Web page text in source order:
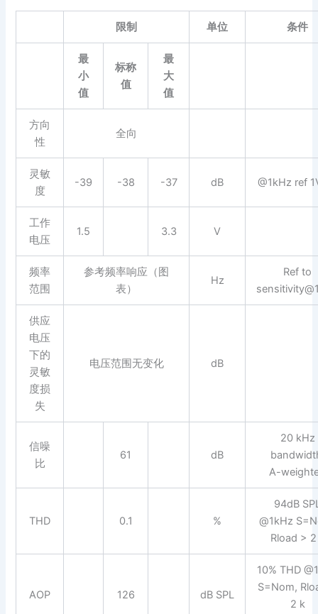
限制 单位 条件
最
小
值
标称
值
最
大
值
方向
性
全向
灵敏
度
-39 -38 -37 dB @1kHz ref
工作
电压
1.5 3.3 V
频率
范围
参考频率响应（图
表）
Hz
Ref to
供应
电压
下的
灵敏
度损
失
电压范围无变化 dB
信噪
比
61 dB
20 kHz
A-
THD 0.1 %
94dB
@1kHz
Rload >
AOP 126 dB SPL
10% THD
S=Nom,
2 k